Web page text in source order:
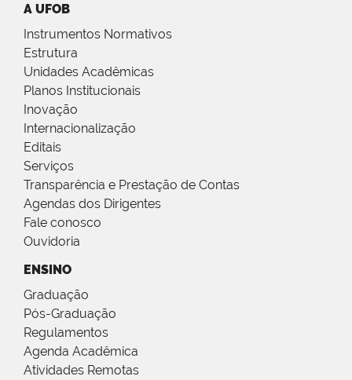
A UFOB
Instrumentos Normativos
Estrutura
Unidades Acadêmicas
Planos Institucionais
Inovação
Internacionalização
Editais
Serviços
Transparência e Prestação de Contas
Agendas dos Dirigentes
Fale conosco
Ouvidoria
ENSINO
Graduação
Pós-Graduação
Regulamentos
Agenda Acadêmica
Atividades Remotas